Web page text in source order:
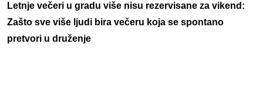
Letnje večeri u gradu više nisu rezervisane za vikend:
Zašto sve više ljudi bira večeru koja se spontano
pretvori u druženje